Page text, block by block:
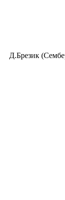
Д.Брезик